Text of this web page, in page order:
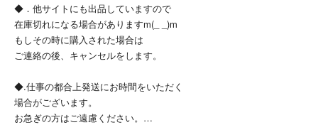
◆．他サイトにも出品していますので
在庫切れになる場合がありますm(_ _)m
もしその時に購入された場合は
ご連絡の後、キャンセルをします。
◆.仕事の都合上発送にお時間をいただく
場合がございます。
お急ぎの方はご遠慮ください。